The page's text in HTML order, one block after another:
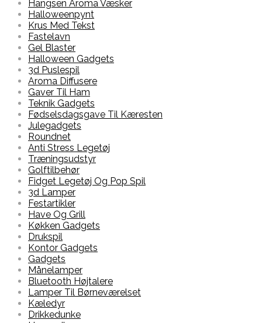
Hangsen Aroma Væsker
Halloweenpynt
Krus Med Tekst
Fastelavn
Gel Blaster
Halloween Gadgets
3d Puslespil
Aroma Diffusere
Gaver Til Ham
Teknik Gadgets
Fødselsdagsgave Til Kæresten
Julegadgets
Roundnet
Anti Stress Legetøj
Træningsudstyr
Golftilbehør
Fidget Legetøj Og Pop Spil
3d Lamper
Festartikler
Have Og Grill
Køkken Gadgets
Drukspil
Kontor Gadgets
Gadgets
Månelamper
Bluetooth Højtalere
Lamper Til Børneværelset
Kæledyr
Drikkedunke